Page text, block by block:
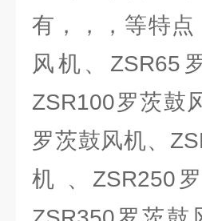
有，，，等特
风机、ZSR65
ZSR100罗茨鼓
罗茨鼓风机、
机 、ZSR250